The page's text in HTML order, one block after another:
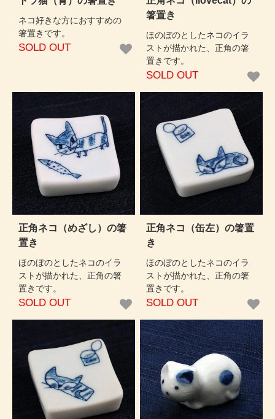
ネコ好きな方におすすめの
箸置きです。
SOLD OUT
箸置き
ほのぼのとしたネコのイラ
ストが描かれた、正角の箸
置きです。
SOLD OUT
正角ネコ（めざし）の箸
置き
ほのぼのとしたネコのイラ
ストが描かれた、正角の箸
置きです。
SOLD OUT
正角ネコ（缶左）の箸置
き
ほのぼのとしたネコのイラ
ストが描かれた、正角の箸
置きです。
SOLD OUT